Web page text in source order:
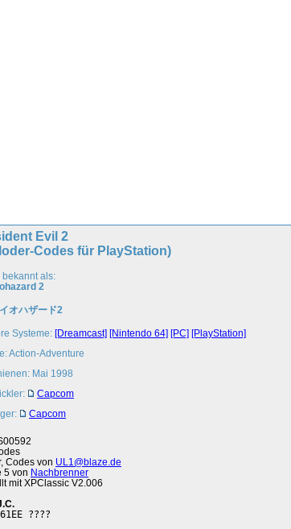
Evil 2
Codes für PlayStation)
bekannt als:
2
オハザード2
Systeme: [Dreamcast] [Nintendo 64] [PC] [PlayStation]
Action-Adventure
Mai 1998
Capcom
Capcom
Codes von UL1@blaze.de
5 von Nachbrenner
mit XPClassic V2.006
????